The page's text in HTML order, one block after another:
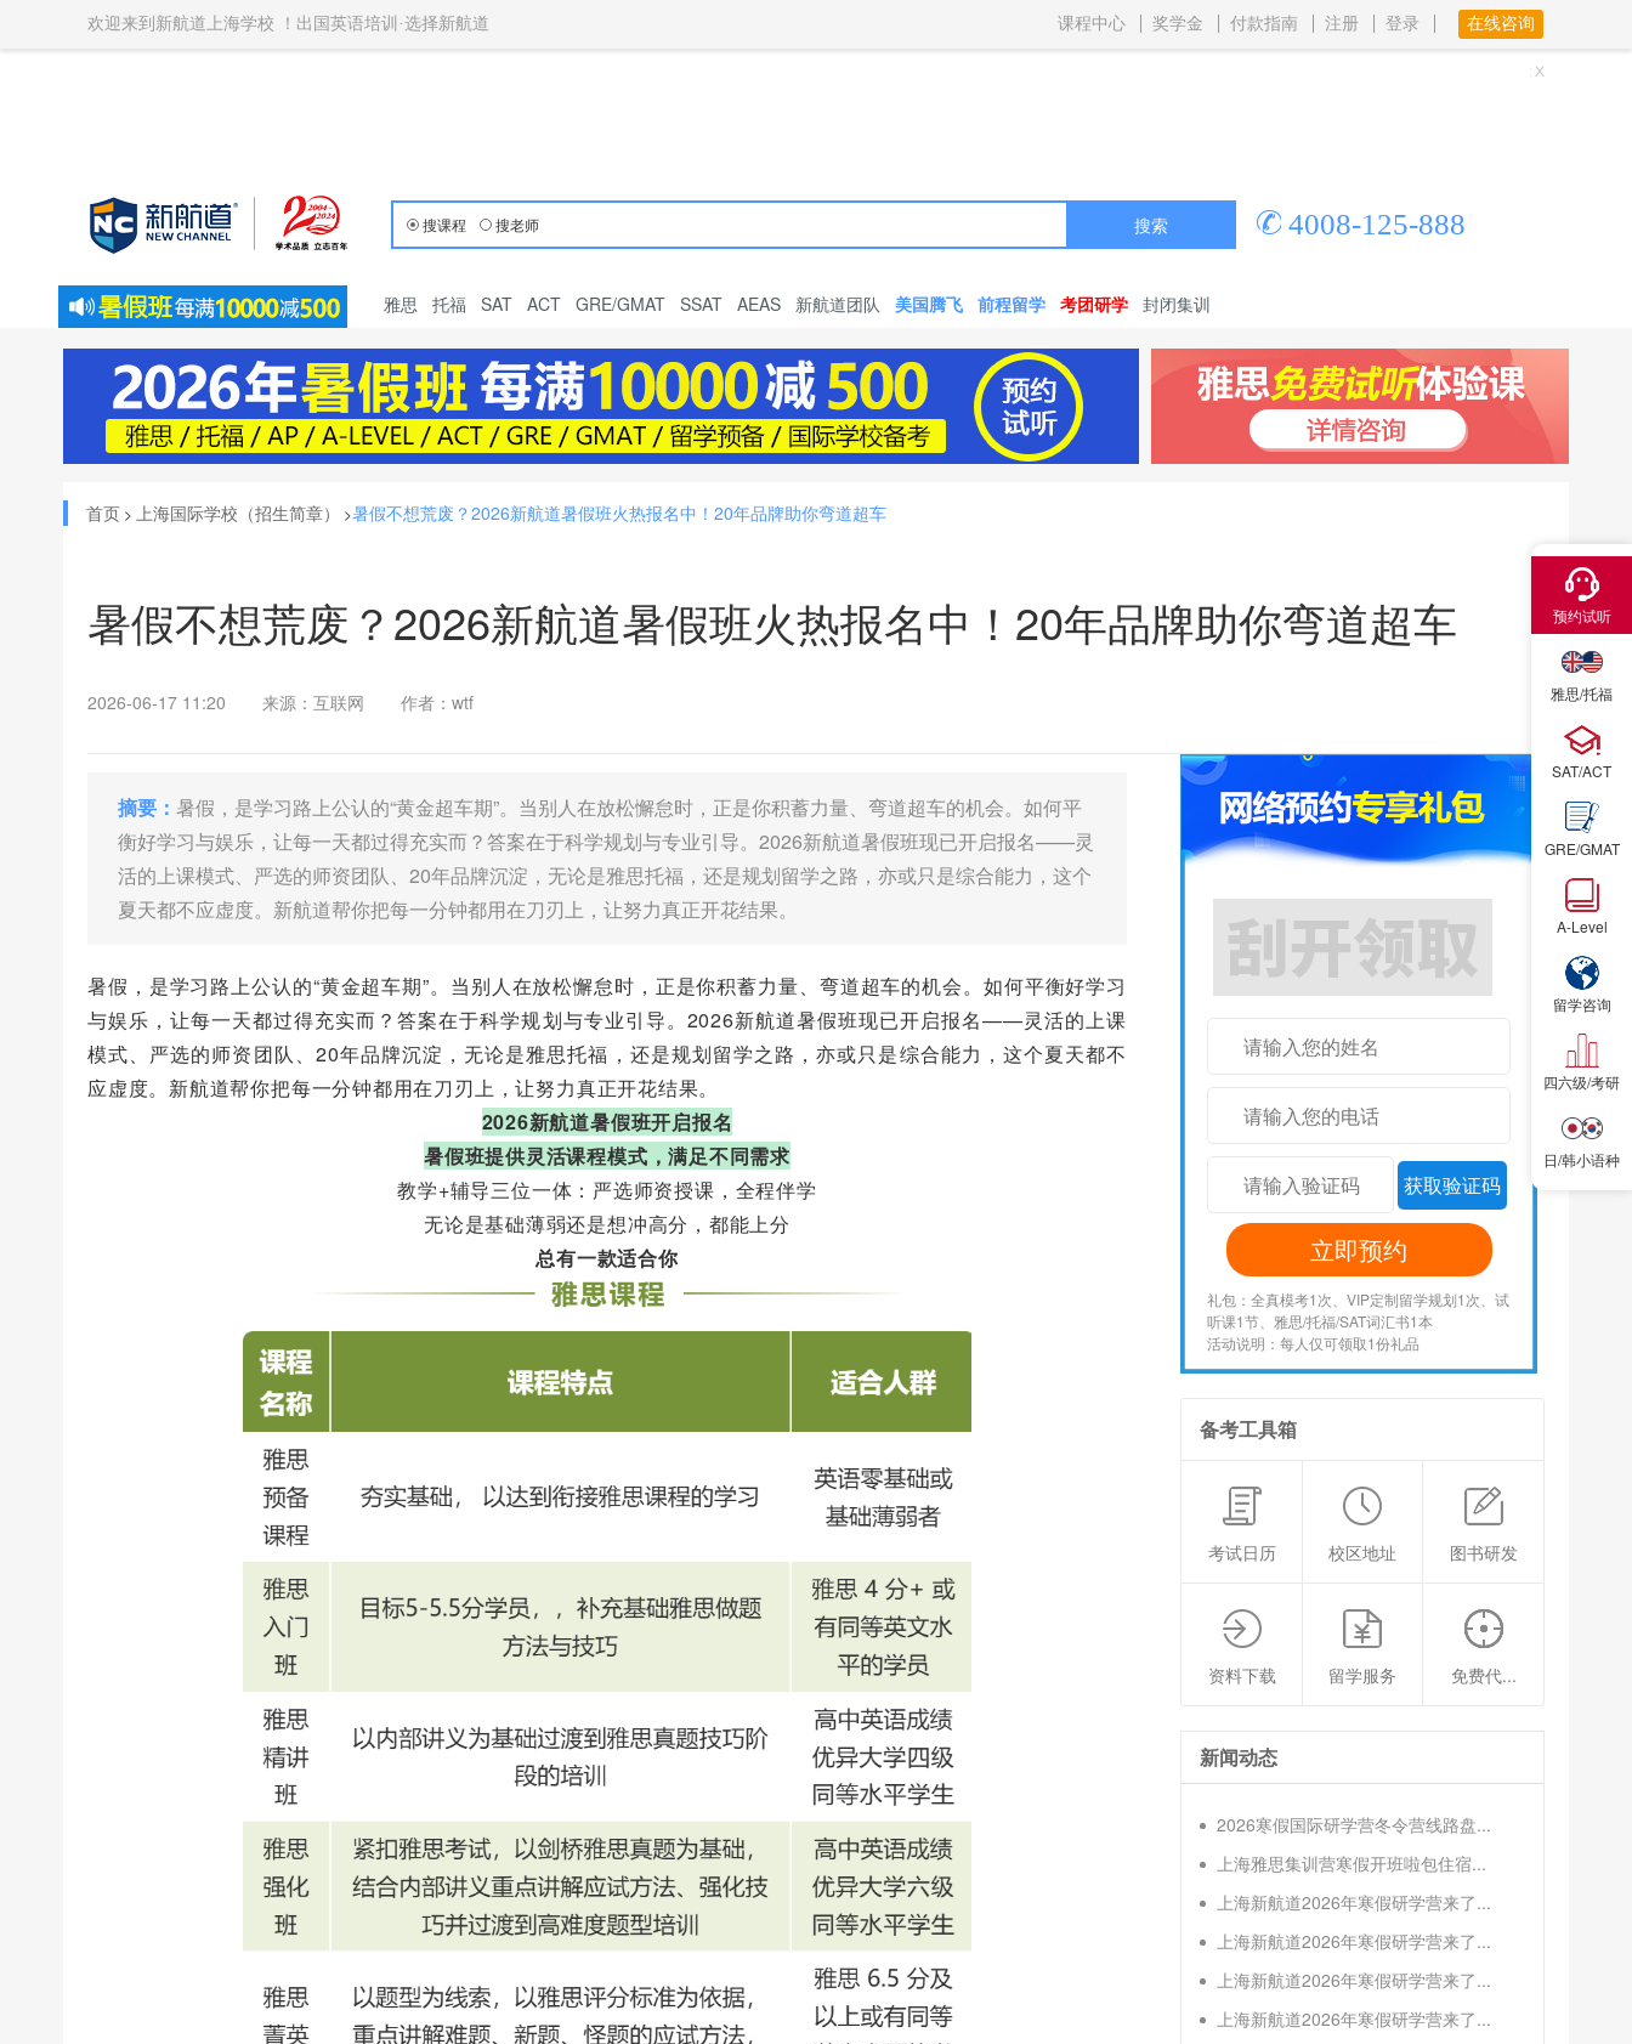
欢迎来到新航道上海学校 ！出国英语培训·选择新航道 课程中心 奖学金 付款指南 注册 登录 在线咨询
搜课程 搜老师 搜索 4008-125-888
雅思 托福 SAT ACT GRE/GMAT SSAT AEAS 新航道团队 美国腾飞 前程留学 考团研学 封闭集训
首页 > 上海国际学校（招生简章） >暑假不想荒废？2026新航道暑假班火热报名中！20年品牌助你弯道超车
暑假不想荒废？2026新航道暑假班火热报名中！20年品牌助你弯道超车
2026-06-17 11:20 来源：互联网 作者：wtf
摘要： 暑假，是学习路上公认的“黄金超车期”。当别人在放松懈怠时，正是你积蓄力量、弯道超车的机会。如何平
衡好学习与娱乐，让每一天都过得充实而？答案在于科学规划与专业引导。2026新航道暑假班现已开启报名——灵
活的上课模式、严选的师资团队、20年品牌沉淀，无论是雅思托福，还是规划留学之路，亦或只是综合能力，这个
夏天都不应虚度。新航道帮你把每一分钟都用在刀刃上，让努力真正开花结果。
暑假，是学习路上公认的“黄金超车期”。当别人在放松懈怠时，正是你积蓄力量、弯道超车的机会。如何平衡好学习
与娱乐，让每一天都过得充实而？答案在于科学规划与专业引导。2026新航道暑假班现已开启报名——灵活的上课
模式、严选的师资团队、20年品牌沉淀，无论是雅思托福，还是规划留学之路，亦或只是综合能力，这个夏天都不
应虚度。新航道帮你把每一分钟都用在刀刃上，让努力真正开花结果。
2026新航道暑假班开启报名
暑假班提供灵活课程模式，满足不同需求
教学+辅导三位一体：严选师资授课，全程伴学
无论是基础薄弱还是想冲高分，都能上分
总有一款适合你
获取验证码
立即预约
礼包：全真模考1次、VIP定制留学规划1次、试
听课1节、雅思/托福/SAT词汇书1本
活动说明：每人仅可领取1份礼品
备考工具箱
考试日历 校区地址 图书研发
资料下载 留学服务 免费代...
新闻动态
2026寒假国际研学营冬令营线路盘...
上海雅思集训营寒假开班啦包住宿...
上海新航道2026年寒假研学营来了...
上海新航道2026年寒假研学营来了...
上海新航道2026年寒假研学营来了...
上海新航道2026年寒假研学营来了...
忘记密码?
请勿将帐号信息提供给他人/机构
预约试听
雅思/托福
SAT/ACT
GRE/GMAT
A-Level
留学咨询
四六级/考研
日/韩小语种
×